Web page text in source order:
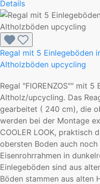
Details
Regal mit 5 Einlegeböden
Altholzböden upcycling
Regal "FIORENZOS"" mit 5
Altholz/upcycling. Das
gearbeitet ( 240 cm), die
werden bei der Montage
COOLER LOOK, praktisch
obersten Boden auch
Eisenrohrrahmen in
Einlegeböden sind aus
Böden stammen aus alten